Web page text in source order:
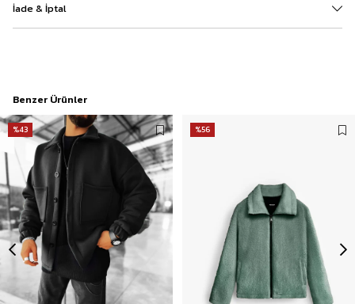
İade & İptal
Benzer Ürünler
%43 %56